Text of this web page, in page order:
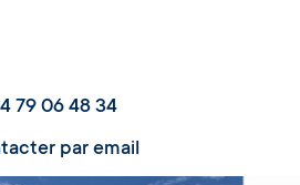
79 06 48 34
par email